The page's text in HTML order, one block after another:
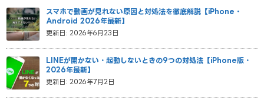
更新日: 2026年6月23日
スマホで動画が見れない原因と対処法を徹底解説【iPhone・
Android 2026年最新】
更新日: 2026年7月2日
LINEが開かない・起動しないときの9つの対処法【iPhone版・
2026年最新】